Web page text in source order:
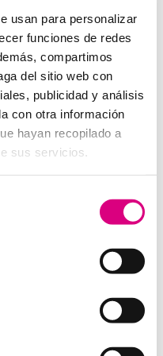
usan para personalizar
funciones de redes
compartimos
del sitio web con
publicidad y análisis
con otra información
hayan recopilado a
sus servicios.
de irte. Usa
y, si puedes, activa el
tus servicios.
correos tipo: “Has
o “Nuevo
muy bien diseñadas
detectadas y
para
en